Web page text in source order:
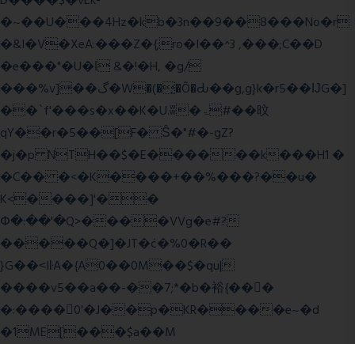
�~��U���4Hz�kb�3n��9��8���No�r
�&I�V�XeA:���Z�{;ro�I��^3 ,���;C��D
�e���"�U�ǀ &�!�H, �g/
���%v]��گ�W�(�̟�Õ�Ԃ��g,g}k�r5��ĲG�]
��`f'���s�x��K�U.ʬ�ۃ#��旼
qY��r�5��[F� Ŝ�"#�-gZ?
�j�p NTH��$�E������k���H1 �
�C�� �<�K����+��%���?��u�
K<����]'��
Փ�:��'�Q>����VVg�e#?
�����Q�]�JT�݁c�%0�R��
}G��˂IŀA�{A0��0M��$�qu|
����v5��a��-��7;*�b�裕{���ً
�:����0'�J��p�KR����e~�d
�1ME[���$a��M